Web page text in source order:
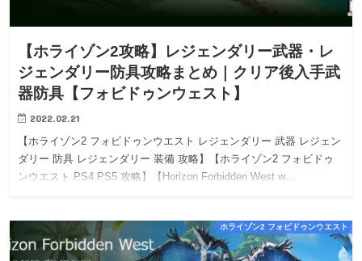
【ホライゾン2攻略】レジェンダリー武器・レ
ジェンダリー防具攻略まとめ｜クリア後入手武
器防具【フォビドゥンウェスト】
2022.02.21
【ホライゾン2 フォビドゥンウエスト レジェンダリー 武器 レジェン
ダリー 防具 レジェンダリー 装備 攻略】【ホライゾン2 フォビドゥ
ンウエスト PS4 PS5 攻略】【Horizon Forbidden West w…
ホライゾン2 フォビドゥンウエスト